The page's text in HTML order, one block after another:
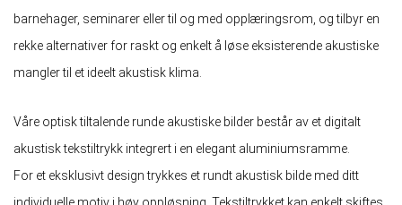
barnehager, seminarer eller til og med opplæringsrom, og tilbyr en
rekke alternativer for raskt og enkelt å løse eksisterende akustiske
mangler til et ideelt akustisk klima.
Våre optisk tiltalende runde akustiske bilder består av et digitalt
akustisk tekstiltrykk integrert i en elegant aluminiumsramme.
For et eksklusivt design trykkes et rundt akustisk bilde med ditt